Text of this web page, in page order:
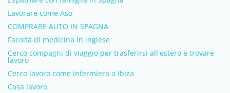
Lavorare come Aso
COMPRARE AUTO IN SPAGNA
Facoltà di medicina in inglese
Cerco compagni di viaggio per trasferirsi all'estero e trovare
lavoro
Cerco lavoro come infermiera a Ibiza
Casa lavoro